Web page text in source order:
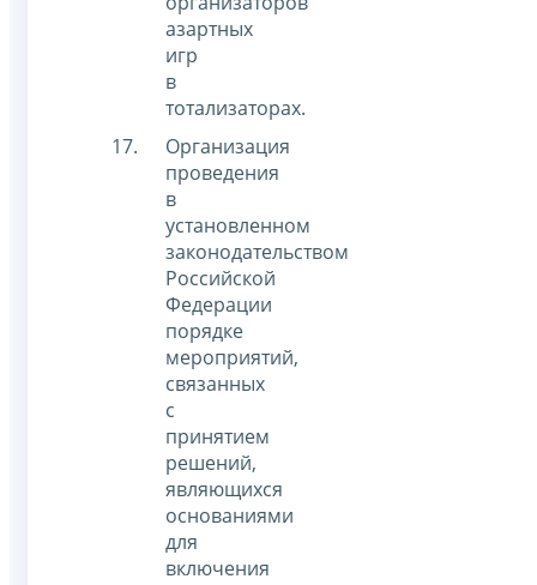
азартных
игр
в
тотализаторах.
Организация
проведения
в
установленном
законодательством
Российской
Федерации
порядке
мероприятий,
связанных
с
принятием
решений,
являющихся
основаниями
для
включения